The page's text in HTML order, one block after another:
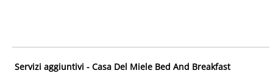
Servizi aggiuntivi - Casa Del Miele Bed And Breakfast